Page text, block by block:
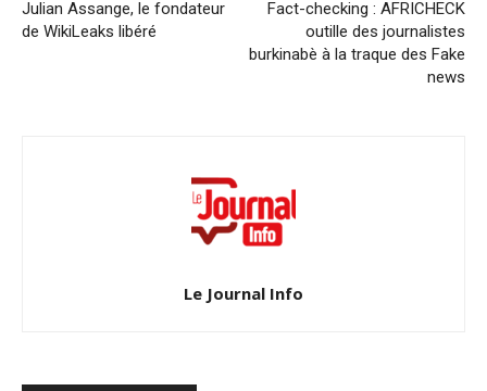
Julian Assange, le fondateur
de WikiLeaks libéré
Fact-checking : AFRICHECK
outille des journalistes
burkinabè à la traque des Fake
news
Le Journal Info